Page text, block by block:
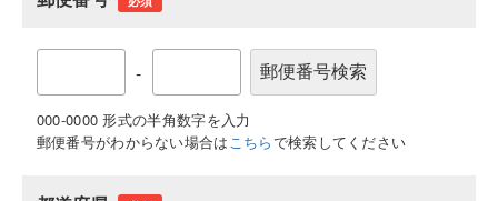
-
000-0000 形式の半角数字を入力
郵便番号がわからない場合はこちらで検索してください